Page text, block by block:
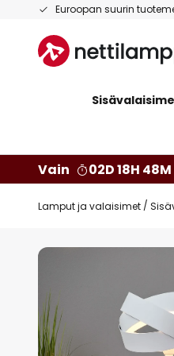
Euroopan suurin
Skip
Content
Vain 02D 18H
Lamput ja valaisimet
Skip
the
end
of